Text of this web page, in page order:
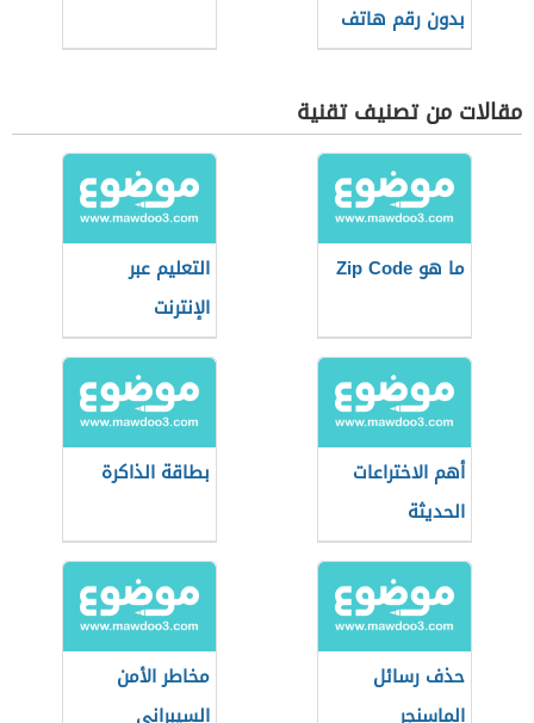
بدون رقم هاتف
مقالات من تصنيف تقنية
ما هو Zip Code
التعليم عبر
الإنترنت
أهم الاختراعات
الحديثة
بطاقة الذاكرة
حذف رسائل
الماسنجر
مخاطر الأمن
السيبراني